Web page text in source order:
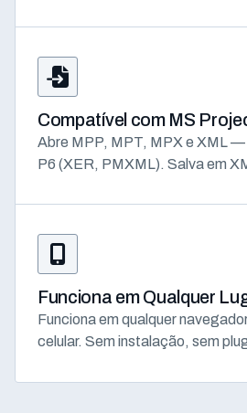
Compatível com MS
Abre MPP, MPT, MPX e XML —
P6 (XER, PMXML). Salva em
Funciona em Qualquer
Funciona em qualquer
celular. Sem instalação, sem